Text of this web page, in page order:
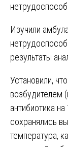
Изучили
результаты
Установили,
возбудителем
антибиотика
сохранялись
температура,